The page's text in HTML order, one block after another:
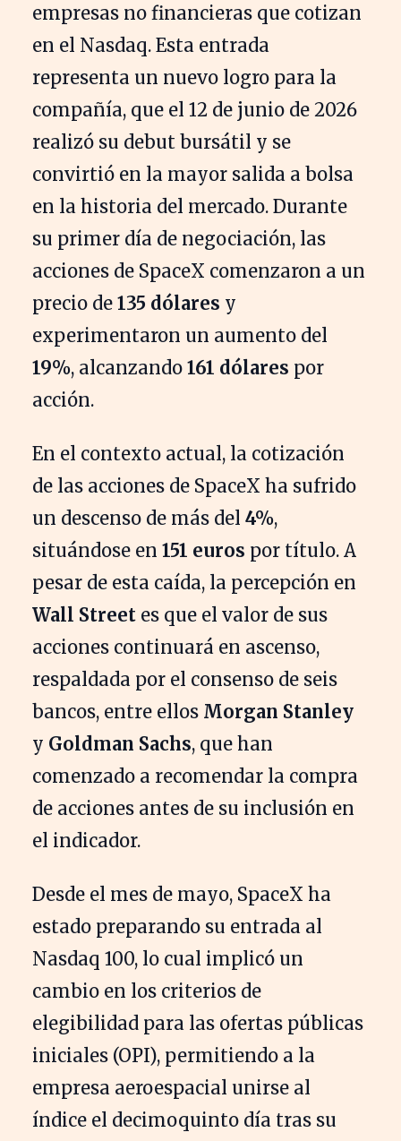
empresas no financieras que cotizan
en el Nasdaq. Esta entrada
representa un nuevo logro para la
compañía, que el 12 de junio de 2026
realizó su debut bursátil y se
convirtió en la mayor salida a bolsa
en la historia del mercado. Durante
su primer día de negociación, las
acciones de SpaceX comenzaron a un
precio de 135 dólares y
experimentaron un aumento del
19%, alcanzando 161 dólares por
acción.
En el contexto actual, la cotización
de las acciones de SpaceX ha sufrido
un descenso de más del 4%,
situándose en 151 euros por título. A
pesar de esta caída, la percepción en
Wall Street es que el valor de sus
acciones continuará en ascenso,
respaldada por el consenso de seis
bancos, entre ellos Morgan Stanley
y Goldman Sachs, que han
comenzado a recomendar la compra
de acciones antes de su inclusión en
el indicador.
Desde el mes de mayo, SpaceX ha
estado preparando su entrada al
Nasdaq 100, lo cual implicó un
cambio en los criterios de
elegibilidad para las ofertas públicas
iniciales (OPI), permitiendo a la
empresa aeroespacial unirse al
índice el decimoquinto día tras su